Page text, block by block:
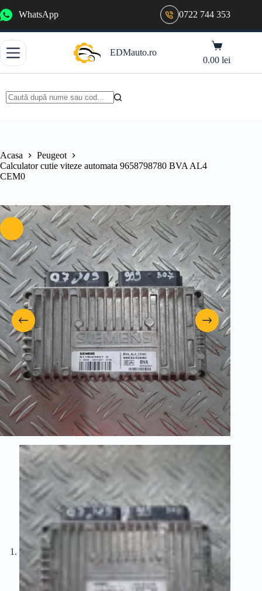
la
WhatsApp 0722 744 353
EDMauto.ro
Coș
de
cumpărături
0.00lei
Acasa
Peugeot
Calculator cutie viteze automata 9658798780 BVA AL4
CEM0